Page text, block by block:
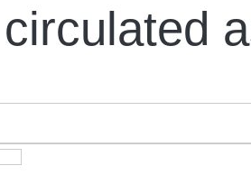
circulated